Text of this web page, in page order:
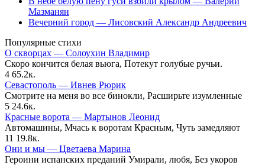
Мазманян
Вечерний город — Лисовский Александр Андреевич
Популярные стихи
О скворцах — Солоухин Владимир
Скоро кончится белая вьюга, Потекут голубые ручьи.
4 65.2к.
Севастополь — Ивнев Рюрик
Смотрите на меня во все бинокли, Расширьте изумленные
5 24.6к.
Красные ворота — Мартынов Леонид
Автомашины, Мчась к воротам Красным, Чуть замедляют
11 19.8к.
Они и мы — Цветаева Марина
Героини испанских преданий Умирали, любя, Без укоров